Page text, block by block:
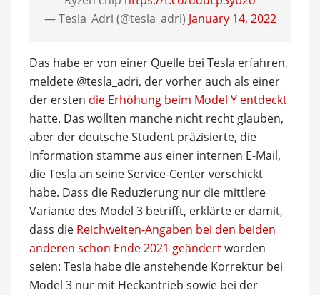
— Tesla_Adri (@tesla_adri) January 14, 2022
Das habe er von einer Quelle bei Tesla erfahren,
meldete @tesla_adri, der vorher auch als einer
der ersten die Erhöhung beim Model Y entdeckt
hatte. Das wollten manche nicht recht glauben,
aber der deutsche Student präzisierte, die
Information stamme aus einer internen E-Mail,
die Tesla an seine Service-Center verschickt
habe. Dass die Reduzierung nur die mittlere
Variante des Model 3 betrifft, erklärte er damit,
dass die Reichweiten-Angaben bei den beiden
anderen schon Ende 2021 geändertworden
seien: Tesla habe die anstehende Korrektur bei
Model 3 nur mit Heckantrieb sowie bei der